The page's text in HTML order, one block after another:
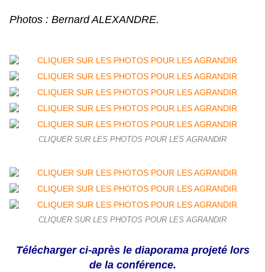
Photos : Bernard ALEXANDRE.
CLIQUER SUR LES PHOTOS POUR LES AGRANDIR
CLIQUER SUR LES PHOTOS POUR LES AGRANDIR
Télécharger ci-après le diaporama projeté lors
de la conférence.